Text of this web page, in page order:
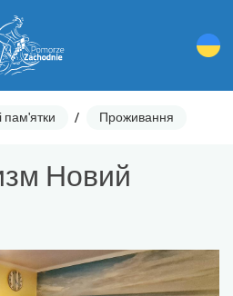
пам'ятки / Проживання
Новий